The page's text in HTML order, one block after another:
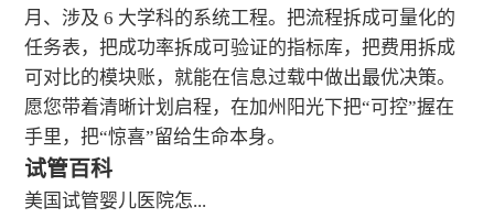
月、涉及 6 大学科的系统工程。把流程拆成可量化的
任务表，把成功率拆成可验证的指标库，把费用拆成
可对比的模块账，就能在信息过载中做出最优决策。
愿您带着清晰计划启程，在加州阳光下把“可控”握在
手里，把“惊喜”留给生命本身。
试管百科
美国试管婴儿医院怎...